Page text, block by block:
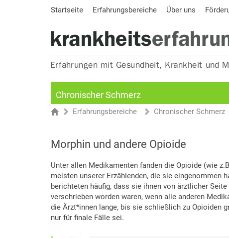
Startseite Erfahrungsbereiche Über uns
Chronischer Schmerz
Sie sind hier
StartseiteErfahrungsbereiche Chronischer Schmerz
Morphin und andere Opioide
Unter allen Medikamenten fanden die Opioide (wie
meisten unserer Erzählenden, die sie eingenommen
berichteten häufig, dass sie ihnen von ärztlicher
verschrieben worden waren, wenn alle anderen
die Ärzt*innen lange, bis sie schließlich zu Opioiden
nur für finale Fälle sei.